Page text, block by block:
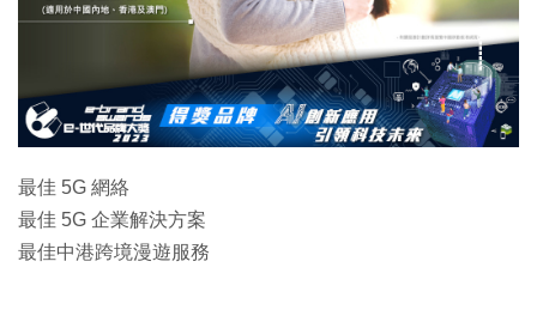
最佳 5G 網絡
最佳 5G 企業解決方案
最佳中港跨境漫遊服務